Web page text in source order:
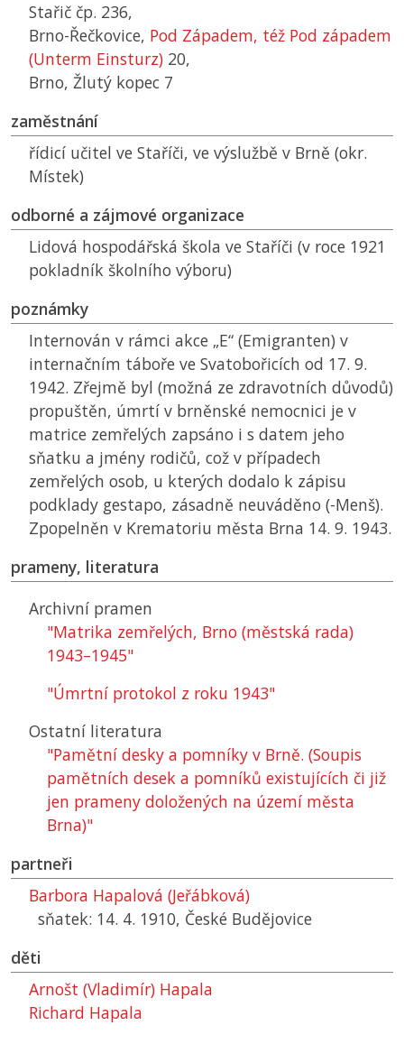
Stařič čp. 236,
Brno-Řečkovice, Pod Západem, též Pod západem
(Unterm Einsturz) 20,
Brno, Žlutý kopec 7
zaměstnání
řídicí učitel ve Staříči, ve výslužbě v Brně (okr.
Místek)
odborné a zájmové organizace
Lidová hospodářská škola ve Staříči (v roce 1921
pokladník školního výboru)
poznámky
Internován v rámci akce „E“ (Emigranten) v
internačním táboře ve Svatobořicích od 17. 9.
1942. Zřejmě byl (možná ze zdravotních důvodů)
propuštěn, úmrtí v brněnské nemocnici je v
matrice zemřelých zapsáno i s datem jeho
sňatku a jmény rodičů, což v případech
zemřelých osob, u kterých dodalo k zápisu
podklady gestapo, zásadně neuváděno (-Menš).
Zpopelněn v Krematoriu města Brna 14. 9. 1943.
prameny, literatura
Archivní pramen
"Matrika zemřelých, Brno (městská rada)
1943–1945"
"Úmrtní protokol z roku 1943"
Ostatní literatura
"Pamětní desky a pomníky v Brně. (Soupis
pamětních desek a pomníků existujících či již
jen prameny doložených na území města
Brna)"
partneři
Barbora Hapalová (Jeřábková)
sňatek: 14. 4. 1910, České Budějovice
děti
Arnošt (Vladimír) Hapala
Richard Hapala